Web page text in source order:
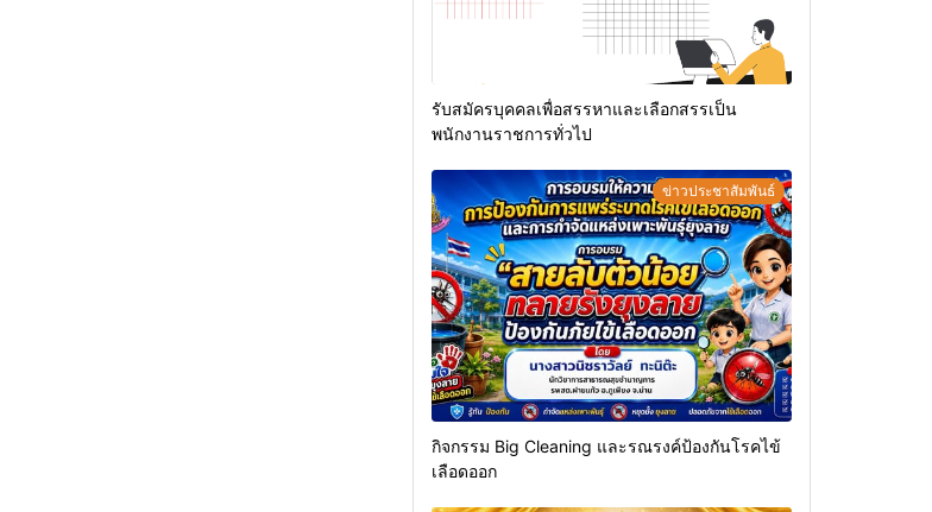
รับสมัครบุคคลเพื่อสรรหาและเลือกสรรเป็น
พนักงานราชการทั่วไป
ข่าวประชาสัมพันธ์
กิจกรรม Big Cleaning และรณรงค์ป้องกันโรคไข้
เลือดออก